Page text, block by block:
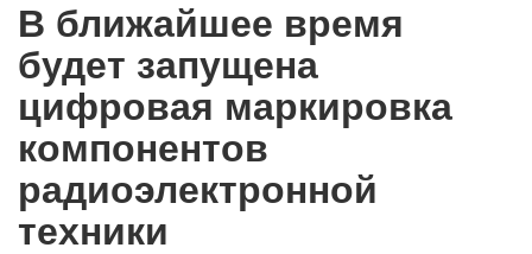
В ближайшее время
будет запущена
цифровая маркировка
компонентов
радиоэлектронной
техники